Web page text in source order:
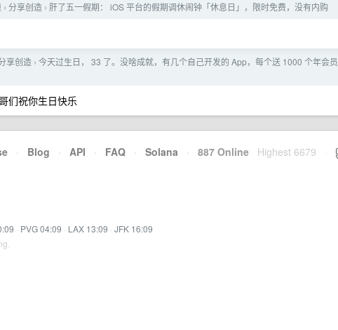
› 分享创造 › 肝了五一假期： iOS 平台的假期调休闹钟「休息日」，限时免费，没有内购
享创造 › 今天过生日， 33 了。没啥成就，有几个自己开发的 App，每个送 1000 个年会员
们祝你生日快乐
· Blog · API · FAQ · Solana · 887 Online Highest 6679
· PVG 04:09 · LAX 13:09 · JFK 16:09